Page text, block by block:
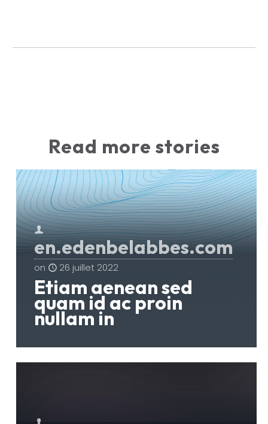
Read more stories
en.edenbelabbes.com
on 26 juillet 2022
Etiam aenean sed
quam id ac proin
nullam in